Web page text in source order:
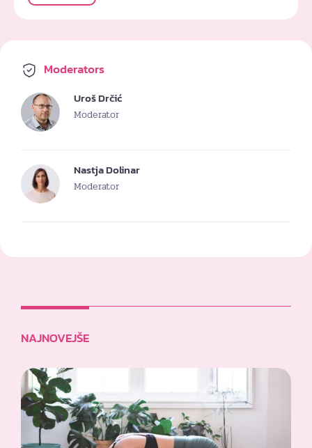
Moderators
Uroš Drčić
Moderator
Nastja Dolinar
Moderator
NAJNOVEJŠE